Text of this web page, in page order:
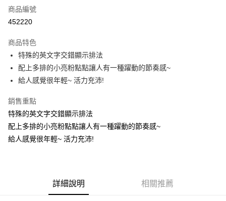
【大哥付你分期使用說明】
1.本服務由台灣大哥大提供，台灣大哥大用戶可立即使用無須另外申請。
流程，驗證手機門號後，選擇欲分期的期數、繳款截止日，確認付款後即完
成交易。
3.實際核准額度、可分期數及費用金額請依後續交易確認頁面所載為準。
4.訂單成立30分鐘內，如未前往確認交易或遇審核未通過，訂單將自動取
法說明評估內容。
1.分期款項不併入電信帳單，「大哥付你分期」於每月結算日後寄送繳費提
醒簡訊。
帳／街口支付／iPASS MONEY」等通路繳費。
2.基於同意付款使用「大哥付你分期」之契約關係目的，商店將以您的個人
資料（包含姓名、電話或地址）提供予台灣大哥大進項蒐集、處理及利用，
AFTEE先享後付
【關於「AFTEE先享後付」】
AFTEE先享後付是「在收到商品之後才付款」的支付方式。 讓您購物簡單
便利好安心！
１．簡單：不需註冊會員、不需綁卡、不需儲值。
２．便利：只要手機號碼，簡訊認證，即可結帳。
【「AFTEE先享後付」結帳流程】
１．於結帳方式選擇「AFTEE先享後付」後，將跳轉至「AFTEE先享後付」
結帳頁面，進行簡訊認證並確認金額後，即可完成結帳。
３．收到繳費通知簡訊後14天內，點擊此簡訊中的連結，可透過四大超商／
後付繳納相關費用。
※ 交易是否成功請以「AFTEE先享後付 」之結帳頁面顯示為準，若有關於
是否繳費成功／繳費後需取消欲退款等相關疑問，請聯繫「AFTEE先享後付
ATM付款
每筆NT$70，滿NT$699(含以上)免運費
付款後全家取貨
每筆NT$70，滿NT$699(含以上)免運費
付款後7-11取貨
商品編號
452220
商品特色
特殊的英文字交錯顯示排法
配上多排的小亮粉點點讓人有一種躍動的節奏感~
給人感覺很年輕~ 活力充沛!
銷售重點
特殊的英文字交錯顯示排法
配上多排的小亮粉點點讓人有一種躍動的節奏感~
給人感覺很年輕~ 活力充沛!
詳細說明 相關推薦